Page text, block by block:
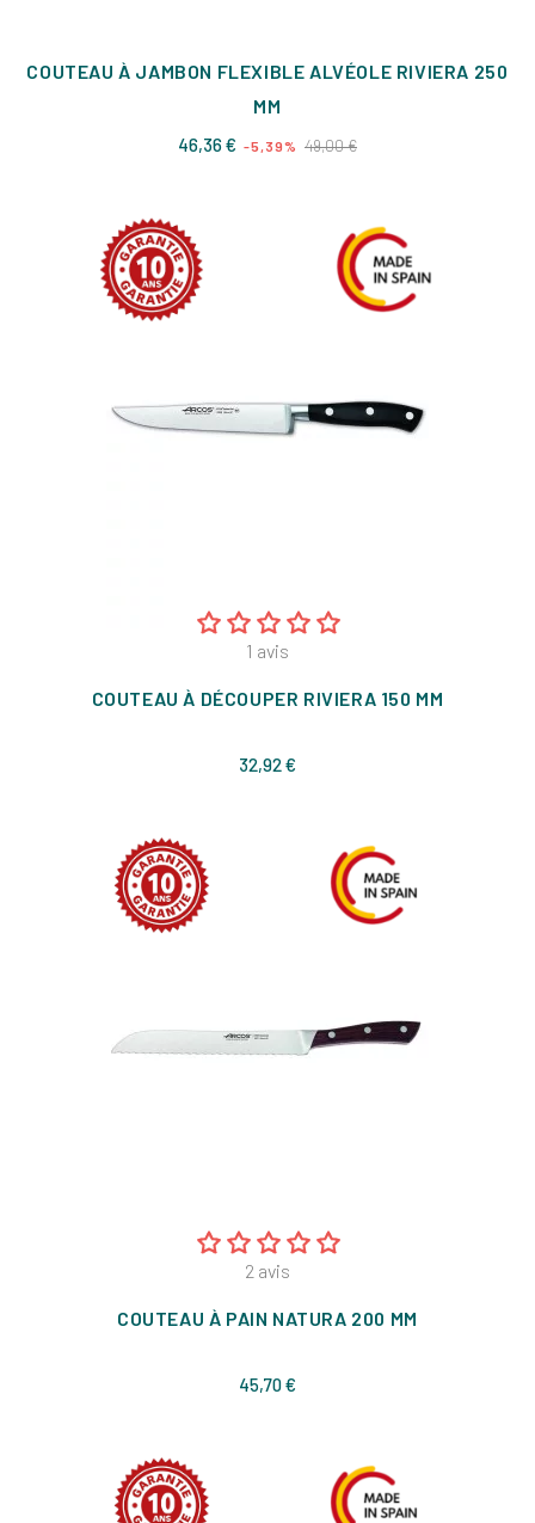
COUTEAU À JAMBON FLEXIBLE ALVÉOLE RIVIERA 250
MM
46,36 € Prix
-5,39% 49,00 €Prix
1 avis
COUTEAU À DÉCOUPER RIVIERA 150 MM
32,92 €
2 avis
COUTEAU À PAIN NATURA 200 MM
45,70 €